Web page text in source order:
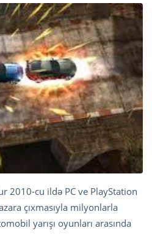
2010-cu ildə PC ve PlayStation
çıxmasıyla milyonlarla
yarışı oyunları arasında